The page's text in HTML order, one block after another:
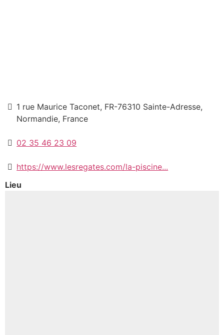
1 rue Maurice Taconet, FR-76310 Sainte-Adresse,
Normandie, France
02 35 46 23 09
https://www.lesregates.com/la-piscine...
Lieu